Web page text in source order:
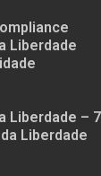
Liberdade
Liberdade –
Liberdade